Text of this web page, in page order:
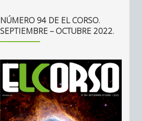
NÚMERO 94 DE EL CORSO.
SEPTIEMBRE – OCTUBRE 2022.